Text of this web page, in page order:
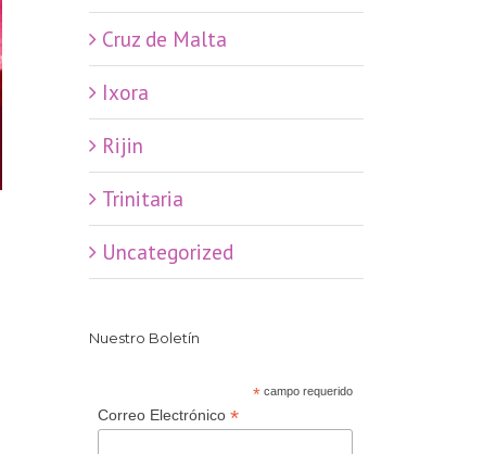
Cruz de Malta
Ixora
Rijin
Trinitaria
Uncategorized
Nuestro Boletín
* campo requerido
Correo Electrónico *